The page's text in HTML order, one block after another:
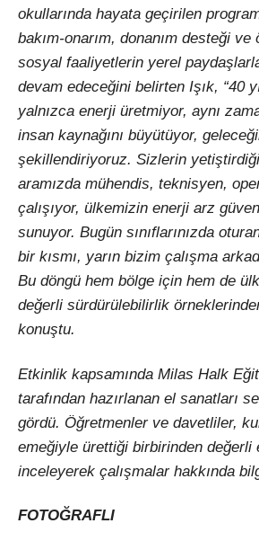
okullarında hayata geçirilen
bakım-onarım, donanım desteği
sosyal faaliyetlerin yerel
devam edeceğini belirten Işık, “40
yalnızca enerji üretmiyor, aynı
insan kaynağını büyütüyor,
şekillendiriyoruz. Sizlerin
aramızda mühendis, teknisyen,
çalışıyor, ülkemizin enerji arz
sunuyor. Bugün sınıflarınızda
bir kısmı, yarın bizim çalışma
Bu döngü hem bölge için hem de
değerli sürdürülebilirlik
konuştu.
Etkinlik kapsamında Milas Halk
tarafından hazırlanan el sanatları
gördü. Öğretmenler ve davetliler,
emeğiyle ürettiği birbirinden değerli
inceleyerek çalışmalar hakkında
FOTOĞRAFLI